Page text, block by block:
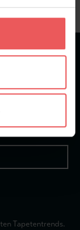
Tapetentrends.